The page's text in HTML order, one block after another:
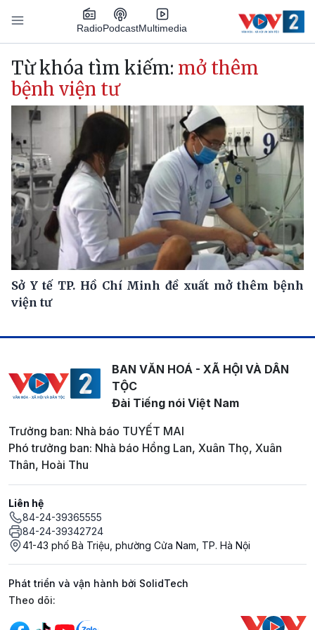
Nhảy đến nội dung
RadioPodcastMultimedia
Main navigation
Từ khóa tìm kiếm: mở thêm
bệnh viện tư
Sở Y tế TP. Hồ Chí Minh đề xuất mở thêm bệnh
viện tư
BAN VĂN HOÁ - XÃ HỘI VÀ DÂN
TỘC
Đài Tiếng nói Việt Nam
Trưởng ban: Nhà báo TUYẾT MAI
Phó trưởng ban: Nhà báo Hồng Lan, Xuân Thọ, Xuân
Thân, Hoài Thu
Liên hệ
84-24-39365555
84-24-39342724
41-43 phố Bà Triệu, phường Cửa Nam, TP. Hà Nội
Phát triển và vận hành bởi SolidTech
Mạng xã hội
Theo dõi: